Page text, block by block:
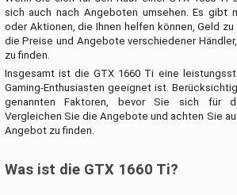
sich auch nach Angeboten umsehen. Es gibt
oder Aktionen, die Ihnen helfen können, Geld
die Preise und Angebote verschiedener
zu finden.
Insgesamt ist die GTX 1660 Ti eine
Gaming-Enthusiasten geeignet ist.
genannten Faktoren, bevor Sie sich für
Vergleichen Sie die Angebote und achten Sie
Angebot zu finden.
Was ist die GTX 1660 Ti?